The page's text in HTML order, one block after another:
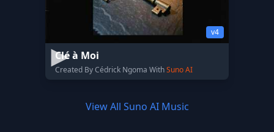
v4
Clé à Moi
Created By Cédrick Ngoma WithSuno AI
View All Suno AI Music